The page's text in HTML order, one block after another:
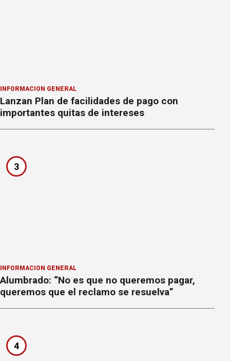
INFORMACION GENERAL
Lanzan Plan de facilidades de pago con
importantes quitas de intereses
3
INFORMACION GENERAL
Alumbrado: “No es que no queremos pagar,
queremos que el reclamo se resuelva”
4